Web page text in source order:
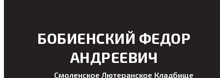
БОБИЕНСКИЙ ФЕДОР
АНДРЕЕВИЧ
Смоленское Лютеранское Кладбище